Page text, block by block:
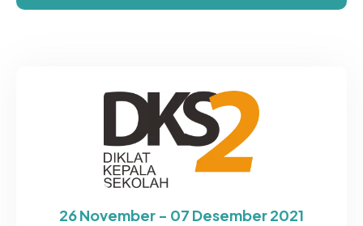
26 November - 07 Desember 2021